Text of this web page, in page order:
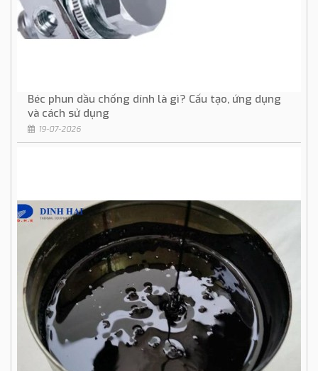
Béc phun dầu chống dính là gì? Cấu tạo, ứng dụng
và cách sử dụng
19-07-2026